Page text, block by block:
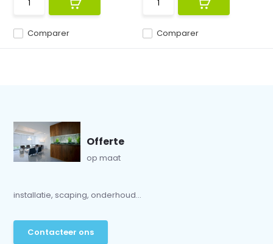
Comparer Comparer
Offerte
op maat
installatie, scaping, onderhoud...
Contacteer ons